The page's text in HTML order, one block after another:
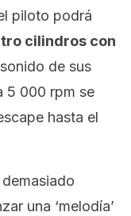
piloto podrá
cilindros con
de sus
5 000 rpm se
hasta el
una ‘melodía’